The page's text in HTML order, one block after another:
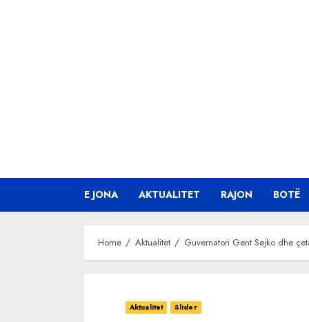
E JONA AKTUALITET RAJON BOTË
Home Aktualitet Guvernatori Gent Sejko dhe
Aktualitet Slider